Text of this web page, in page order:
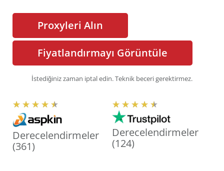
Proxyleri Alın
Fiyatlandırmayı Görüntüle
İstediğiniz zaman iptal edin. Teknik beceri gerektirmez.
★ ★ ★ ★ ★
ü
z
e
Derecelendirmeler
(361)
★ ★ ★ ★ ★
ü
e
Derecelendirmeler
(124)